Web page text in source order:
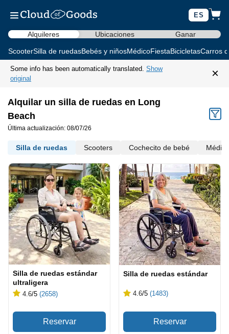
ES
Alquileres Ubicaciones Ganar
ScooterSilla de ruedasBebés y niñosMédicoFiestaBicicletasCarros
Some info has been automatically translated. Show
original
×
Alquilar un silla de ruedas en Long
Beach
Última actualización: 08/07/26
Silla de ruedas Scooters Cochecito de bebé Médico
Silla de ruedas estándar
ultraligera
4.6/5 (2658)
Silla de ruedas estándar
4.6/5 (1483)